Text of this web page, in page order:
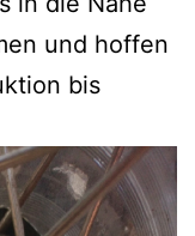
und hoffen
bis